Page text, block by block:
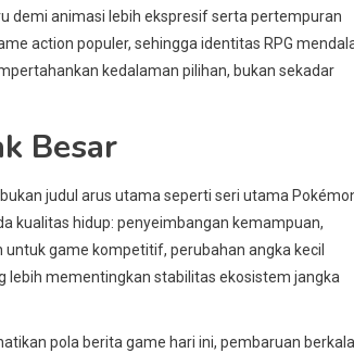
demi animasi lebih ekspresif serta pertempuran
action populer, sehingga identitas RPG
kedalaman pilihan, bukan sekadar
Besar
judul arus utama seperti seri utama
kualitas hidup: penyeimbangan kemampuan,
game kompetitif, perubahan angka kecil
lebih mementingkan stabilitas ekosistem jangka
pola berita game hari ini, pembaruan berkala